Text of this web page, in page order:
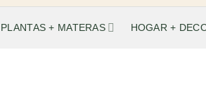
PLANTAS + MATERAS HOGAR +